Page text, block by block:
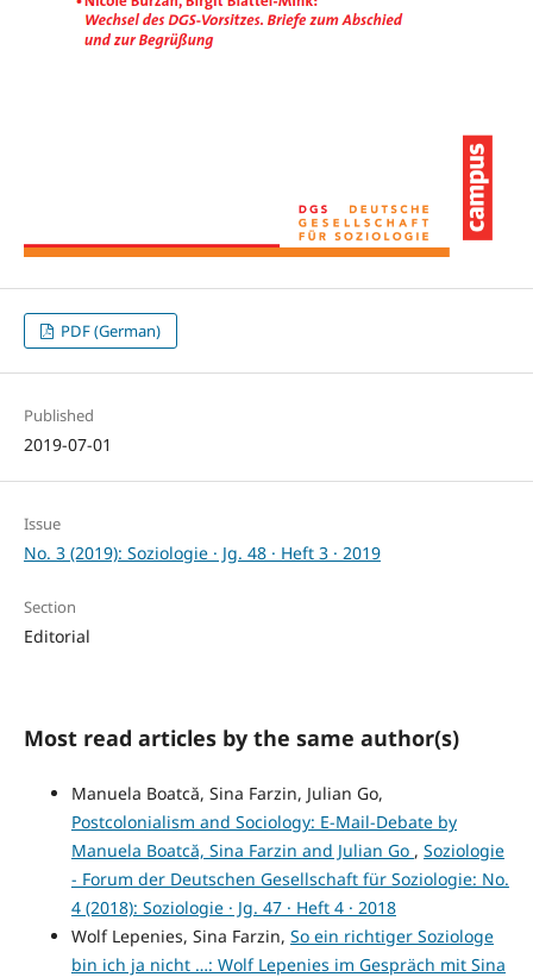
PDF (German)
Published
2019-07-01
Issue
No. 3 (2019): Soziologie · Jg. 48 · Heft 3 · 2019
Section
Editorial
Most read articles by the same author(s)
Manuela Boatcă, Sina Farzin, Julian Go,
Postcolonialism and Sociology: E-Mail-Debate by
Manuela Boatcă, Sina Farzin and Julian Go , Soziologie
- Forum der Deutschen Gesellschaft für Soziologie: No.
4 (2018): Soziologie · Jg. 47 · Heft 4 · 2018
Wolf Lepenies, Sina Farzin, So ein richtiger Soziologe
bin ich ja nicht …: Wolf Lepenies im Gespräch mit Sina